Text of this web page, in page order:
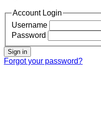
Account Login
Username
Password
Sign in
Forgot your password?